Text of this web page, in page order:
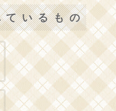
ているもの